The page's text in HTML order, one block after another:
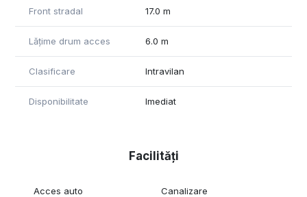
Front stradal 17.0 m
Lățime drum acces 6.0 m
Clasificare Intravilan
Disponibilitate Imediat
Facilități
Acces auto Canalizare